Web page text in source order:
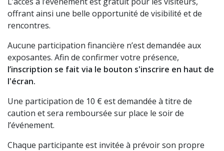
offrant ainsi une belle opportunité de visibilité et de
rencontres.
Aucune participation financière n’est demandée aux
exposantes. Afin de confirmer votre présence,
l’inscription se fait via le bouton s'inscrire en haut de
l'écran.
Une participation de 10 € est demandée à titre de
caution et sera remboursée sur place le soir de
l’événement.
Chaque participante est invitée à prévoir son propre